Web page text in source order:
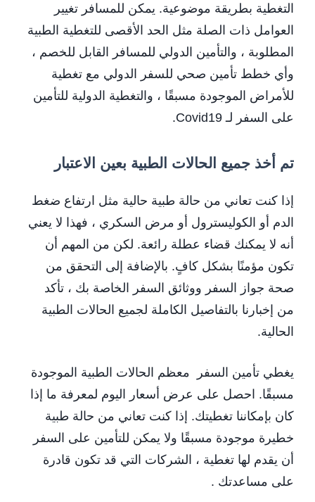
التغطية بطريقة موضوعية. يمكن للمسافر تغيير
العوامل ذات الصلة مثل الحد الأقصى للتغطية الطبية
المطلوبة ، والتأمين الدولي للمسافر القابل للخصم ،
وأي خطط تأمين صحي للسفر الدولي مع تغطية
للأمراض الموجودة مسبقًا ، والتغطية الدولية للتأمين
على السفر لـ Covid19.
تم أخذ جميع الحالات الطبية بعين الاعتبار
إذا كنت تعاني من حالة طبية حالية مثل ارتفاع ضغط
الدم أو الكوليسترول أو مرض السكري ، فهذا لا يعني
أنه لا يمكنك قضاء عطلة رائعة. لكن من المهم أن
تكون مؤمنًا بشكل كافٍ. بالإضافة إلى التحقق من
صحة جواز السفر ووثائق السفر الخاصة بك ، تأكد
من إخبارنا بالتفاصيل الكاملة لجميع الحالات الطبية
الحالية.
يغطي تأمين السفر معظم الحالات الطبية الموجودة
مسبقًا. احصل على عرض أسعار اليوم لمعرفة ما إذا
كان بإمكاننا تغطيتك. إذا كنت تعاني من حالة طبية
خطيرة موجودة مسبقًا ولا يمكن للتأمين على السفر
أن يقدم لها تغطية ، الشركات التي قد تكون قادرة
على مساعدتك .